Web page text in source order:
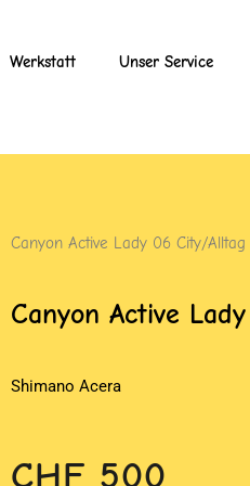
Werkstatt Unser Service
Canyon Active Lady 06 City/Alltag
Canyon Active
Shimano Acera
CHF 500